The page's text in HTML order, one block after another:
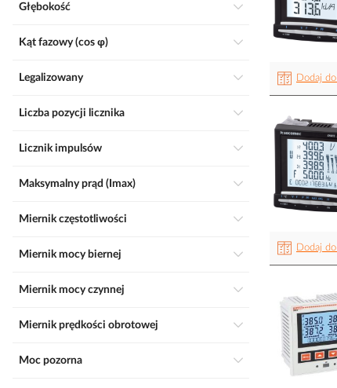
Dodaj
Dodaj
Głębokość
Kąt fazowy (cos φ)
Legalizowany
Liczba pozycji licznika
Licznik impulsów
Maksymalny prąd (Imax)
Miernik częstotliwości
Miernik mocy biernej
Miernik mocy czynnej
Miernik prędkości obrotowej
Moc pozorna